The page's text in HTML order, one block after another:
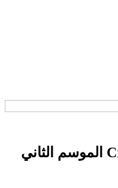
مسلسل Criminal Record الموسم الثاني